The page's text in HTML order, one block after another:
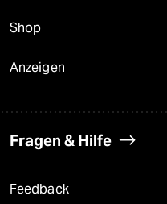
Shop
Anzeigen
Fragen & Hilfe
Feedback